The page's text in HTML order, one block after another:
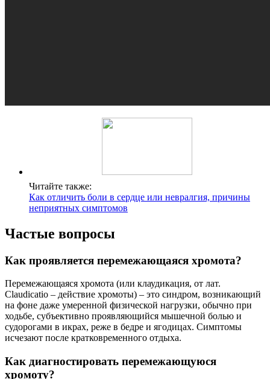
Читайте также:
Как отличить боли в сердце или невралгия, причины
неприятных симптомов
Частые вопросы
Как проявляется перемежающаяся хромота?
Перемежающаяся хромота (или клаудикация, от лат.
Claudicatio – действие хромоты) – это синдром, возникающий
на фоне даже умеренной физической нагрузки, обычно при
ходьбе, субъективно проявляющийся мышечной болью и
судорогами в икрах, реже в бедре и ягодицах. Симптомы
исчезают после кратковременного отдыха.
Как диагностировать перемежающуюся
хромоту?